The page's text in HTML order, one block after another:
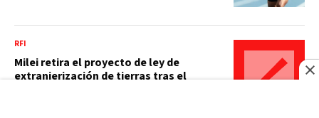
RFI
Milei retira el proyecto de ley de
extranjerización de tierras tras el